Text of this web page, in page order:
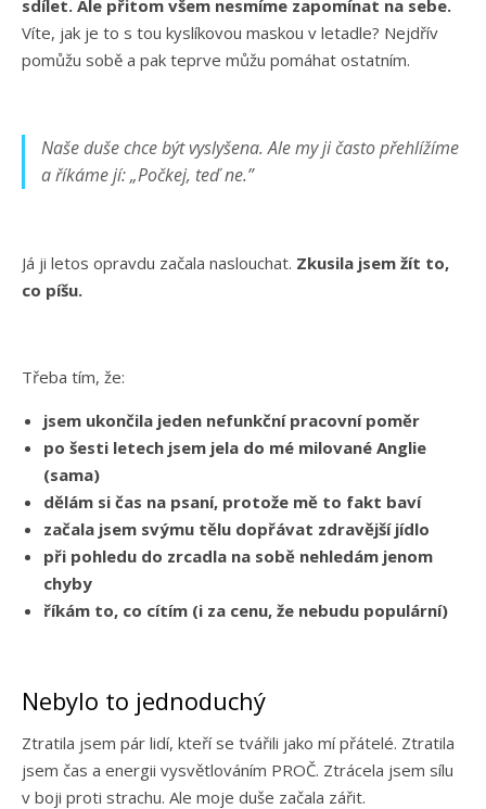
sdílet. Ale přitom všem nesmíme zapomínat na sebe.
Víte, jak je to s tou kyslíkovou maskou v letadle? Nejdřív
pomůžu sobě a pak teprve můžu pomáhat ostatním.
Naše duše chce být vyslyšena. Ale my ji často přehlížíme
a říkáme jí:„Počkej, teď ne.”
Já ji letos opravdu začala naslouchat. Zkusila jsem žít to,
co píšu.
Třeba tím, že:
jsem ukončila jeden nefunkční pracovní poměr
po šesti letech jsem jela do mé milované Anglie
(sama)
dělám si čas na psaní, protože mě to fakt baví
začala jsem svýmu tělu dopřávat zdravější jídlo
při pohledu do zrcadla na sobě nehledám jenom
chyby
říkám to, co cítím (i za cenu, že nebudu populární)
Nebylo to jednoduchý
Ztratila jsem pár lidí, kteří se tvářili jako mí přátelé. Ztratila
jsem čas a energii vysvětlováním PROČ. Ztrácela jsem sílu
v boji proti strachu. Ale moje duše začala zářit.